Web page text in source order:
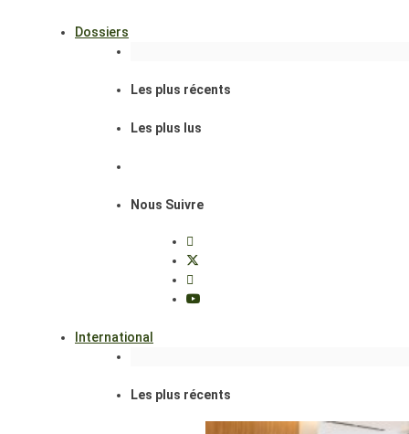
Dossiers
Les plus récents
Les plus lus
Nous Suivre
International
Les plus récents